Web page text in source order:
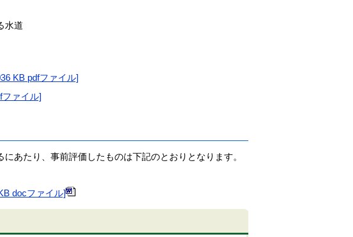
水道
KB pdfファイル]
ァイル]
あたり、事前評価したものは下記のとおりとなります。
docファイル]